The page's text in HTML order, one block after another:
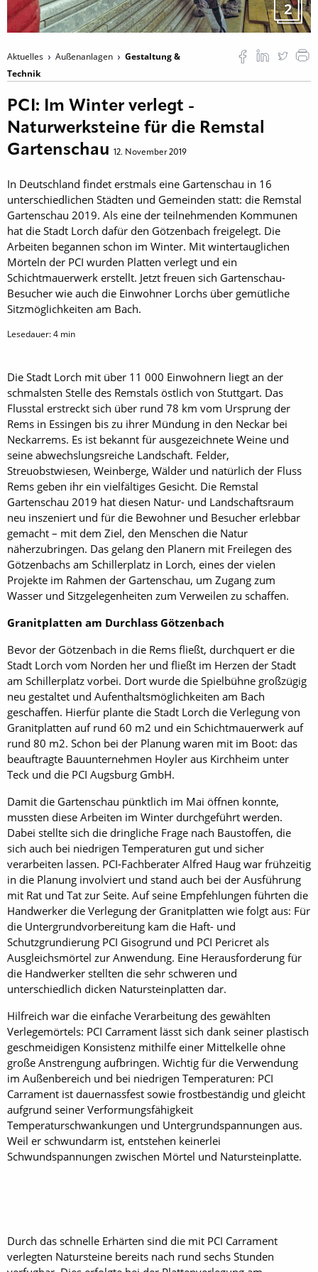
2
Aktuelles Außenanlagen
Gestaltung &
Technik
PCI: Im Winter verlegt -
Naturwerksteine für die Remstal
Gartenschau 12. November 2019
In Deutschland findet erstmals eine Gartenschau in 16
unterschiedlichen Städten und Gemeinden statt: die Remstal
Gartenschau 2019. Als eine der teilnehmenden Kommunen
hat die Stadt Lorch dafür den Götzenbach freigelegt. Die
Arbeiten begannen schon im Winter. Mit wintertauglichen
Mörteln der PCI wurden Platten verlegt und ein
Schichtmauerwerk erstellt. Jetzt freuen sich Gartenschau-
Besucher wie auch die Einwohner Lorchs über gemütliche
Sitzmöglichkeiten am Bach.
Lesedauer:4 min
Die Stadt Lorch mit über 11 000 Einwohnern liegt an der
schmalsten Stelle des Remstals östlich von Stuttgart. Das
Flusstal erstreckt sich über rund 78 km vom Ursprung der
Rems in Essingen bis zu ihrer Mündung in den Neckar bei
Neckarrems. Es ist bekannt für ausgezeichnete Weine und
seine abwechslungsreiche Landschaft. Felder,
Streuobstwiesen, Weinberge, Wälder und natürlich der Fluss
Rems geben ihr ein vielfältiges Gesicht. Die Remstal
Gartenschau 2019 hat diesen Natur- und Landschaftsraum
neu inszeniert und für die Bewohner und Besucher erlebbar
gemacht – mit dem Ziel, den Menschen die Natur
näherzubringen. Das gelang den Planern mit Freilegen des
Götzenbachs am Schillerplatz in Lorch, eines der vielen
Projekte im Rahmen der Gartenschau, um Zugang zum
Wasser und Sitzgelegenheiten zum Verweilen zu schaffen.
Granitplatten am Durchlass Götzenbach
Bevor der Götzenbach in die Rems fließt, durchquert er die
Stadt Lorch vom Norden her und fließt im Herzen der Stadt
am Schillerplatz vorbei. Dort wurde die Spielbühne großzügig
neu gestaltet und Aufenthaltsmöglichkeiten am Bach
geschaffen. Hierfür plante die Stadt Lorch die Verlegung von
Granitplatten auf rund 60 m2 und ein Schichtmauerwerk auf
rund 80 m2. Schon bei der Planung waren mit im Boot: das
beauftragte Bauunternehmen Hoyler aus Kirchheim unter
Teck und die PCI Augsburg GmbH.
Damit die Gartenschau pünktlich im Mai öffnen konnte,
mussten diese Arbeiten im Winter durchgeführt werden.
Dabei stellte sich die dringliche Frage nach Baustoffen, die
sich auch bei niedrigen Temperaturen gut und sicher
verarbeiten lassen. PCI-Fachberater Alfred Haug war frühzeitig
in die Planung involviert und stand auch bei der Ausführung
mit Rat und Tat zur Seite. Auf seine Empfehlungen führten die
Handwerker die Verlegung der Granitplatten wie folgt aus: Für
die Untergrundvorbereitung kam die Haft- und
Schutzgrundierung PCI Gisogrund und PCI Pericret als
Ausgleichsmörtel zur Anwendung. Eine Herausforderung für
die Handwerker stellten die sehr schweren und
unterschiedlich dicken Natursteinplatten dar.
Hilfreich war die einfache Verarbeitung des gewählten
Verlegemörtels: PCI Carrament lässt sich dank seiner plastisch
geschmeidigen Konsistenz mithilfe einer Mittelkelle ohne
große Anstrengung aufbringen. Wichtig für die Verwendung
im Außenbereich und bei niedrigen Temperaturen: PCI
Carrament ist dauernassfest sowie frostbeständig und gleicht
aufgrund seiner Verformungsfähigkeit
Temperaturschwankungen und Untergrundspannungen aus.
Weil er schwundarm ist, entstehen keinerlei
Schwundspannungen zwischen Mörtel und Natursteinplatte.
Durch das schnelle Erhärten sind die mit PCI Carrament
verlegten Natursteine bereits nach rund sechs Stunden